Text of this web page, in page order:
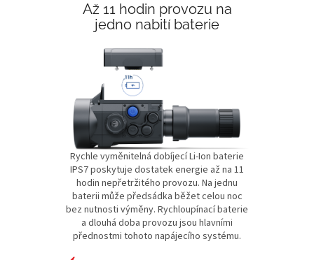
Až 11 hodin provozu na
jedno nabití baterie
Rychle vyměnitelná dobíjecí Li-Ion baterie
IPS7 poskytuje dostatek energie až na 11
hodin nepřetržitého provozu. Na jednu
baterii může předsádka běžet celou noc
bez nutnosti výměny. Rychloupínací baterie
a dlouhá doba provozu jsou hlavními
přednostmi tohoto napájecího systému.